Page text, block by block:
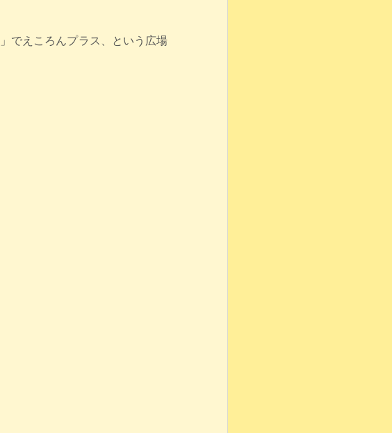
でえころんプラス、という広場